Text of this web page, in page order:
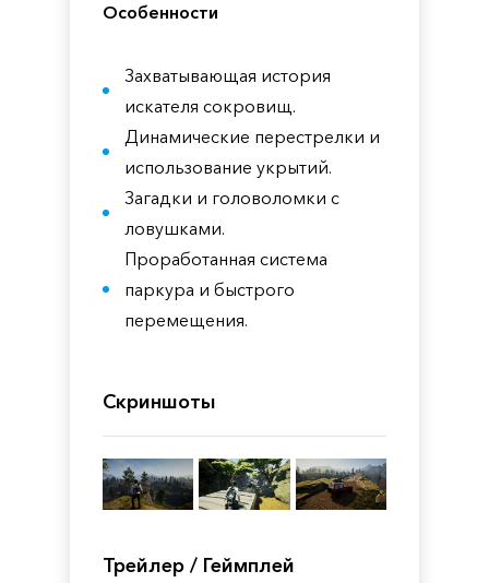
Особенности
Захватывающая история
искателя сокровищ.
Динамические перестрелки и
использование укрытий.
Загадки и головоломки с
ловушками.
Проработанная система
паркура и быстрого
перемещения.
Скриншоты
Трейлер / Геймплей